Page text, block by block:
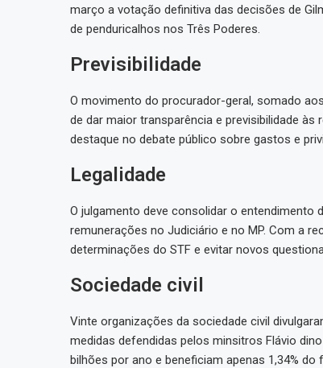
março a votação definitiva das decisões de
de penduricalhos nos Três Poderes.
Previsibilidade
O movimento do procurador-geral, somado
de dar maior transparência e previsibilidade
destaque no debate público sobre gastos e
Legalidade
O julgamento deve consolidar o
remunerações no Judiciário e no MP. Com a
determinações do STF e evitar novos
Sociedade civil
Vinte organizações da sociedade civil
medidas defendidas pelos minsitros Flávio
bilhões por ano e beneficiam apenas 1,34% do